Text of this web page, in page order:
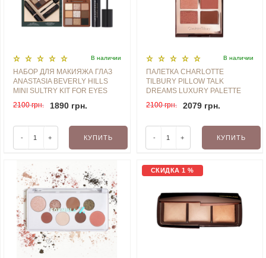
В наличии
НАБОР ДЛЯ МАКИЯЖА ГЛАЗ
ANASTASIA BEVERLY HILLS
MINI SULTRY KIT FOR EYES
2100 грн.
1890 грн.
- + КУПИТЬ
В наличии
ПАЛЕТКА CHARLOTTE
TILBURY PILLOW TALK
DREAMS LUXURY PALETTE
2100 грн.
2079 грн.
- + КУПИТЬ
СКИДКА 1 %